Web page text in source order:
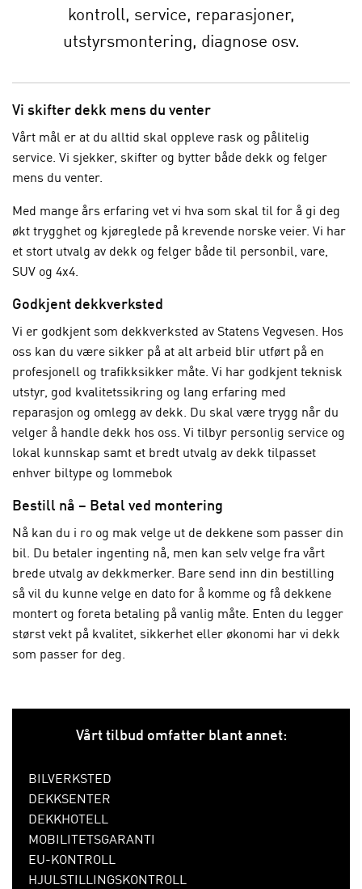
kontroll, service, reparasjoner,
utstyrsmontering, diagnose osv.
Vi skifter dekk mens du venter
Vårt mål er at du alltid skal oppleve rask og pålitelig
service. Vi sjekker, skifter og bytter både dekk og felger
mens du venter.
Med mange års erfaring vet vi hva som skal til for å gi deg
økt trygghet og kjøreglede på krevende norske veier. Vi har
et stort utvalg av dekk og felger både til personbil, vare,
SUV og 4x4.
Godkjent dekkverksted
Vi er godkjent som dekkverksted av Statens Vegvesen. Hos
oss kan du være sikker på at alt arbeid blir utført på en
profesjonell og trafikksikker måte. Vi har godkjent teknisk
utstyr, god kvalitetssikring og lang erfaring med
reparasjon og omlegg av dekk. Du skal være trygg når du
velger å handle dekk hos oss. Vi tilbyr personlig service og
lokal kunnskap samt et bredt utvalg av dekk tilpasset
enhver biltype og lommebok
Bestill nå – Betal ved montering
Nå kan du i ro og mak velge ut de dekkene som passer din
bil. Du betaler ingenting nå, men kan selv velge fra vårt
brede utvalg av dekkmerker. Bare send inn din bestilling
så vil du kunne velge en dato for å komme og få dekkene
montert og foreta betaling på vanlig måte. Enten du legger
størst vekt på kvalitet, sikkerhet eller økonomi har vi dekk
som passer for deg.
Vårt tilbud omfatter blant annet:
BILVERKSTED
DEKKSENTER
DEKKHOTELL
MOBILITETSGARANTI
EU-KONTROLL
HJULSTILLINGSKONTROLL